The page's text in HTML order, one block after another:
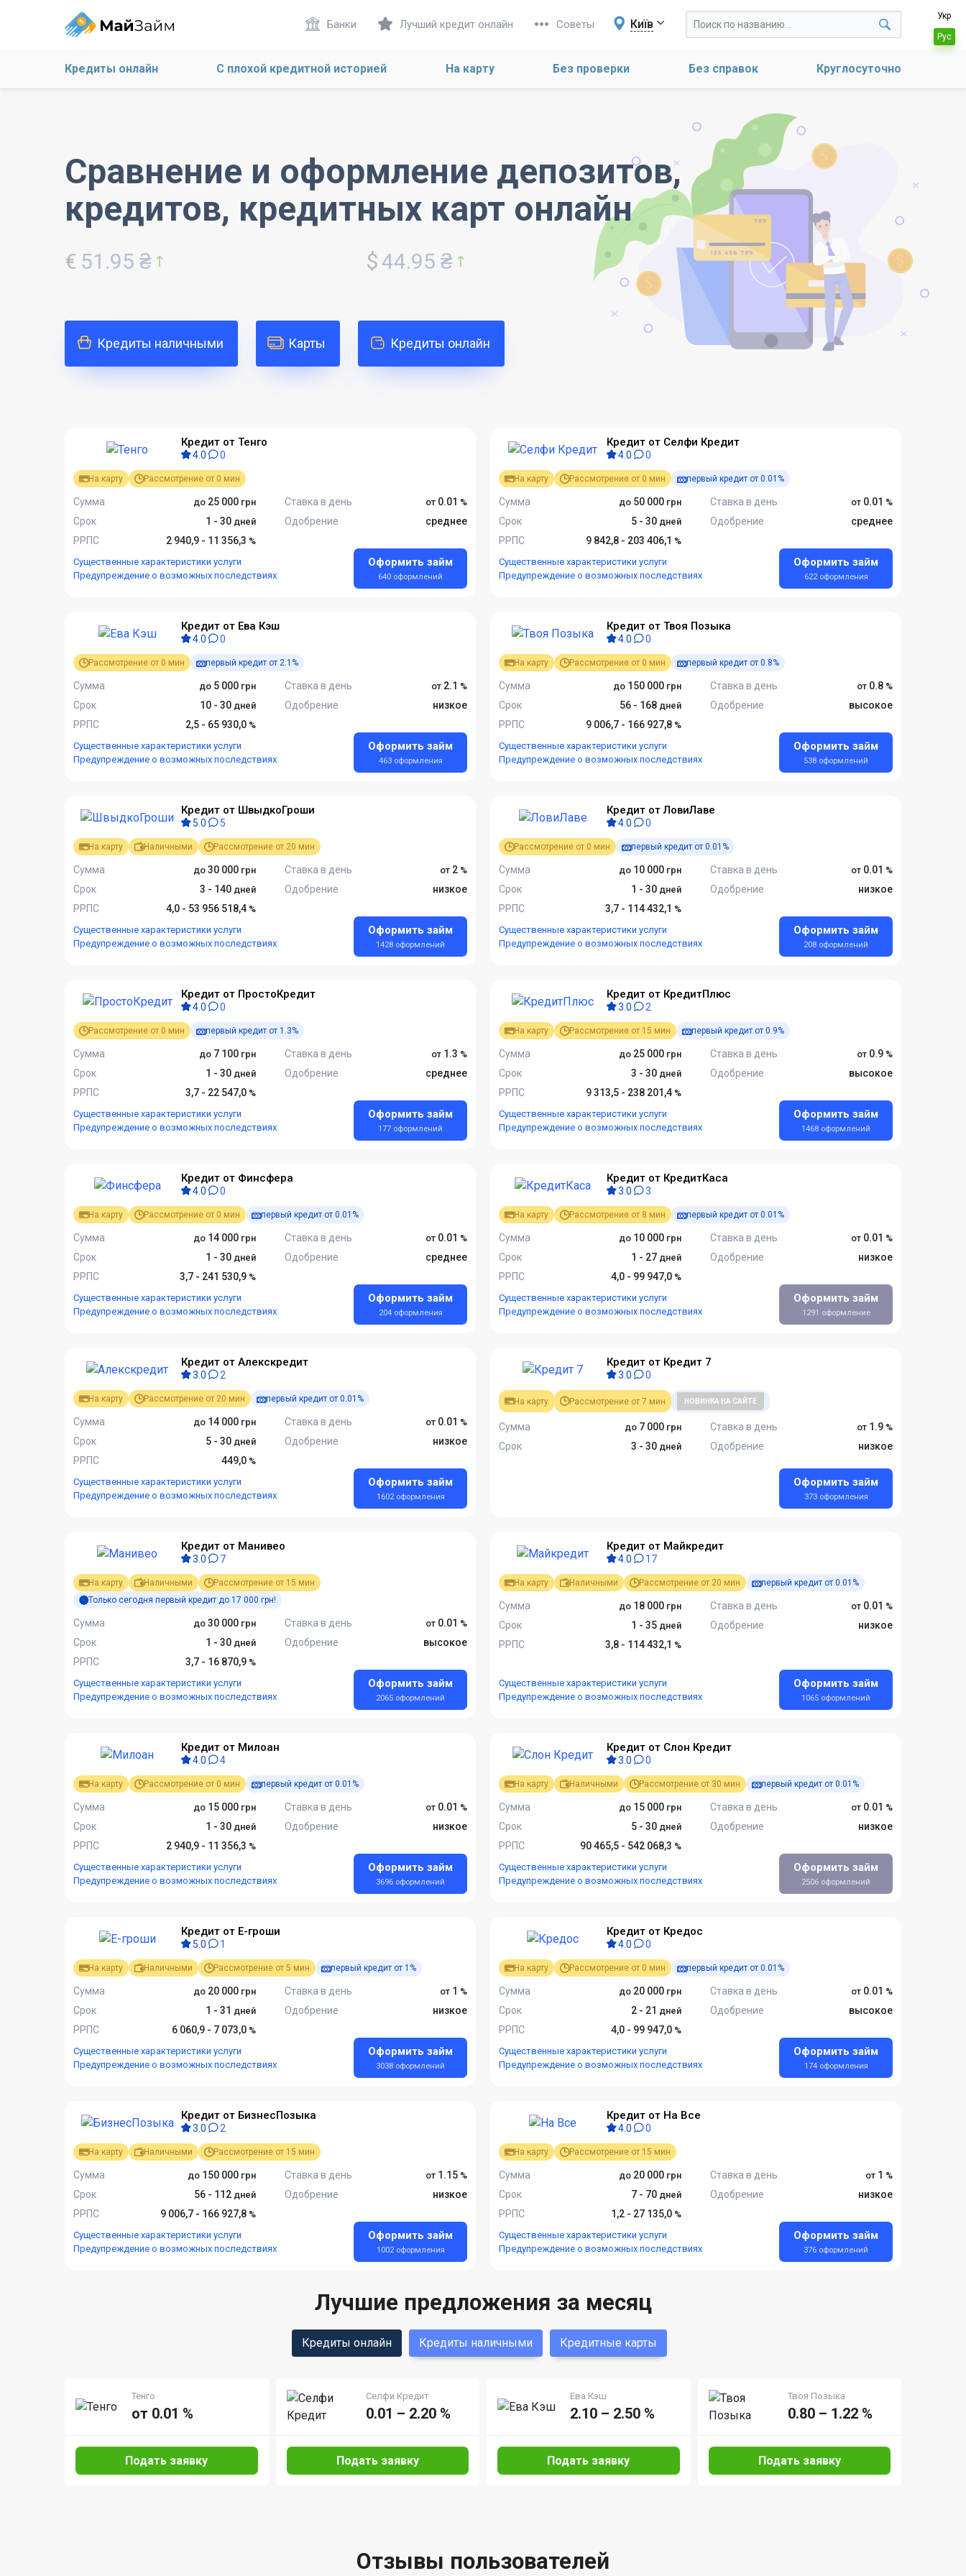
Банки Лучший кредит онлайн Советы Київ
Укр
Рус
Кредиты онлайн С плохой кредитной историей На карту Без проверки Без справок Круглосуточно
Сравнение и оформление депозитов,
кредитов, кредитных карт онлайн
€ 51.95 ₴ $44.95 ₴
Кредиты наличными Карты Кредиты онлайн
Кредит от Тенго
4.0 0
На карту Рассмотрение от 0 мин
Сумма 25 000 Ставка в день
0.01
Срок
1 - 30 Одобрение
среднее
РРПС
2 940,9 - 11 356,3
Существенные характеристики услуги
Предупреждение о возможных последствиях
Оформить займ
640 оформлений
Кредит от Селфи Кредит
4.0 0
На карту Рассмотрение от 0 мин первый кредит от 0.01%
Сумма 50 000 Ставка в день
0.01
Срок
5 - 30 Одобрение
среднее
РРПС
9 842,8 - 203 406,1
Существенные характеристики услуги
Предупреждение о возможных последствиях
Оформить займ
622 оформления
Кредит от Ева Кэш
4.0 0
Рассмотрение от 0 мин первый кредит от 2.1%
Сумма 5 000 Ставка в день
2.1
Срок
10 - 30 Одобрение
низкое
РРПС
2,5 - 65 930,0
Существенные характеристики услуги
Предупреждение о возможных последствиях
Оформить займ
463 оформления
Кредит от Твоя Позыка
4.0 0
На карту Рассмотрение от 0 мин первый кредит от 0.8%
Сумма 150 000 Ставка в день
0.8
Срок
56 - 168 Одобрение
высокое
РРПС
9 006,7 - 166 927,8
Существенные характеристики услуги
Предупреждение о возможных последствиях
Оформить займ
538 оформлений
Кредит от ШвыдкоГроши
5.0 5
На карту Наличными Рассмотрение от 20 мин
Сумма 30 000 Ставка в день
2
Срок
3 - 140 Одобрение
низкое
РРПС
4,0 - 53 956 518,4
Существенные характеристики услуги
Предупреждение о возможных последствиях
Оформить займ
1428 оформлений
Кредит от ЛовиЛаве
4.0 0
Рассмотрение от 0 мин первый кредит от 0.01%
Сумма 10 000 Ставка в день
0.01
Срок
1 - 30 Одобрение
низкое
РРПС
3,7 - 114 432,1
Существенные характеристики услуги
Предупреждение о возможных последствиях
Оформить займ
208 оформлений
Кредит от ПростоКредит
4.0 0
Рассмотрение от 0 мин первый кредит от 1.3%
Сумма 7 100 Ставка в день
1.3
Срок
1 - 30 Одобрение
среднее
РРПС
3,7 - 22 547,0
Существенные характеристики услуги
Предупреждение о возможных последствиях
Оформить займ
177 оформлений
Кредит от КредитПлюс
3.0 2
На карту Рассмотрение от 15 мин первый кредит от 0.9%
Сумма 25 000 Ставка в день
0.9
Срок
3 - 30 Одобрение
высокое
РРПС
9 313,5 - 238 201,4
Существенные характеристики услуги
Предупреждение о возможных последствиях
Оформить займ
1468 оформлений
Кредит от Финсфера
4.0 0
На карту Рассмотрение от 0 мин первый кредит от 0.01%
Сумма 14 000 Ставка в день
0.01
Срок
1 - 30 Одобрение
среднее
РРПС
3,7 - 241 530,9
Существенные характеристики услуги
Предупреждение о возможных последствиях
Оформить займ
204 оформления
Кредит от КредитКаса
3.0 3
На карту Рассмотрение от 8 мин первый кредит от 0.01%
Сумма 10 000 Ставка в день
0.01
Срок
1 - 27 Одобрение
низкое
РРПС
4,0 - 99 947,0
Существенные характеристики услуги
Предупреждение о возможных последствиях
Оформить займ
1291 оформление
Кредит от Алекскредит
3.0 2
На карту Рассмотрение от 20 мин первый кредит от 0.01%
Сумма 14 000 Ставка в день
0.01
Срок
5 - 30 Одобрение
низкое
РРПС
449,0
Существенные характеристики услуги
Предупреждение о возможных последствиях
Оформить займ
1602 оформления
Кредит от Кредит 7
3.0 0
На карту Рассмотрение от 7 мин НОВИНКА НА САЙТЕ
Сумма 7 000 Ставка в день
1.9
Срок
3 - 30 Одобрение низкое
Оформить займ
373 оформления
Кредит от Манивео
3.0 7
На карту Наличными
Рассмотрение от 15 мин
Только сегодня первый кредит до 17 000 грн!
Сумма 30 000 Ставка в день
0.01
Срок
1 - 30 Одобрение
высокое
РРПС
3,7 - 16 870,9
Существенные характеристики услуги
Предупреждение о возможных последствиях
Оформить займ
2065 оформлений
Кредит от Майкредит
4.0 17
На карту Наличными Рассмотрение от 20 мин первый кредит от 0.01%
Сумма 18 000 Ставка в день
0.01
Срок
1 - 35 Одобрение
низкое
РРПС
3,8 - 114 432,1
Существенные характеристики услуги
Предупреждение о возможных последствиях
Оформить займ
1065 оформлений
Кредит от Милоан
4.0 4
На карту Рассмотрение от 0 мин первый кредит от 0.01%
Сумма 15 000 Ставка в день
0.01
Срок
1 - 30 Одобрение
низкое
РРПС
2 940,9 - 11 356,3
Существенные характеристики услуги
Предупреждение о возможных последствиях
Оформить займ
3696 оформлений
Кредит от Слон Кредит
3.0 0
На карту Наличными Рассмотрение от 30 мин первый кредит от 0.01%
Сумма 15 000 Ставка в день
0.01
Срок
5 - 30 Одобрение
низкое
РРПС
90 465,5 - 542 068,3
Существенные характеристики услуги
Предупреждение о возможных последствиях
Оформить займ
2506 оформлений
Кредит от Е-гроши
5.0 1
На карту Наличными Рассмотрение от 5 мин первый кредит от 1%
Сумма 20 000 Ставка в день
1
Срок
1 - 31 Одобрение
низкое
РРПС
6 060,9 - 7 073,0
Существенные характеристики услуги
Предупреждение о возможных последствиях
Оформить займ
3038 оформлений
Кредит от Кредос
4.0 0
На карту Рассмотрение от 0 мин первый кредит от 0.01%
Сумма 20 000 Ставка в день
0.01
Срок
2 - 21 Одобрение
высокое
РРПС
4,0 - 99 947,0
Существенные характеристики услуги
Предупреждение о возможных последствиях
Оформить займ
174 оформления
Кредит от БизнесПозыка
3.0 2
На карту Наличными Рассмотрение от 15 мин
Сумма 150 000 Ставка в день
1.15
Срок
56 - 112 Одобрение
низкое
РРПС
9 006,7 - 166 927,8
Существенные характеристики услуги
Предупреждение о возможных последствиях
Оформить займ
1002 оформления
Кредит от На Все
4.0 0
На карту Рассмотрение от 15 мин
Сумма 20 000 Ставка в день
1
Срок
7 - 70 Одобрение
низкое
РРПС
1,2 - 27 135,0
Существенные характеристики услуги
Предупреждение о возможных последствиях
Оформить займ
376 оформлений
Лучшие предложения за месяц
Кредиты онлайн Кредиты наличными Кредитные карты
Тенго
от 0.01 %
Подать заявку
Селфи Кредит
0.01 – 2.20 %
Подать заявку
Ева Кэш
2.10 – 2.50 %
Подать заявку
Твоя Позыка
0.80 – 1.22 %
Подать заявку
Отзывы пользователей